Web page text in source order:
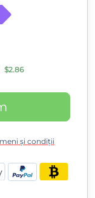
$2.86
și condiții